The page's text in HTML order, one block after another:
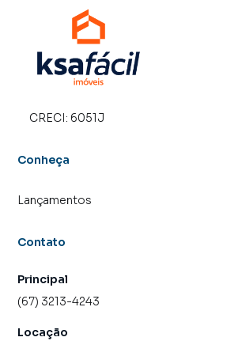
CRECI: 6051J
Conheça
Lançamentos
Contato
Principal
(67) 3213-4243
Locação